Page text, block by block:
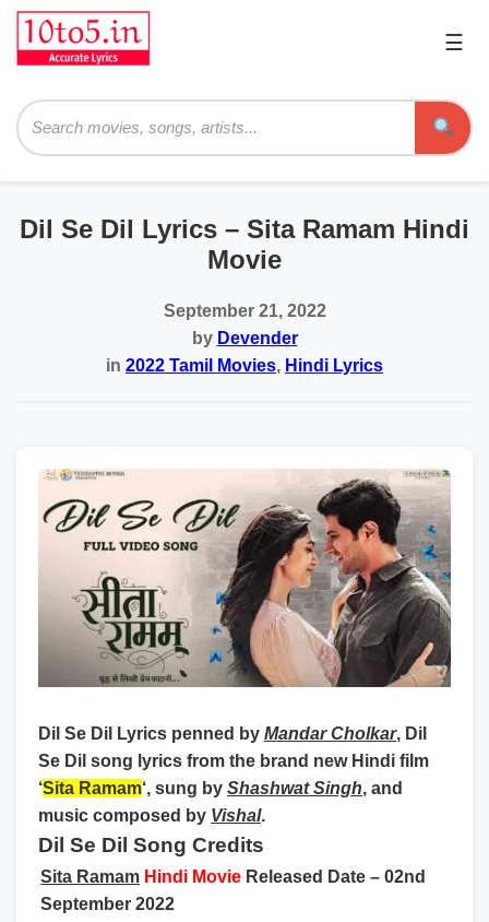
☰
Dil Se Dil Lyrics – Sita Ramam Hindi
Movie
September 21, 2022
by Devender
in 2022 Tamil Movies, Hindi Lyrics
Dil Se Dil Lyrics penned by Mandar Cholkar, Dil
Se Dil song lyrics from the brand new Hindi film
‘Sita Ramam‘, sung by Shashwat Singh, and
music composed by Vishal.
Dil Se Dil Song Credits
Sita Ramam Hindi Movie Released Date – 02nd
September 2022